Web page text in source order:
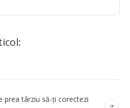
prea târziu să-ți corectezi